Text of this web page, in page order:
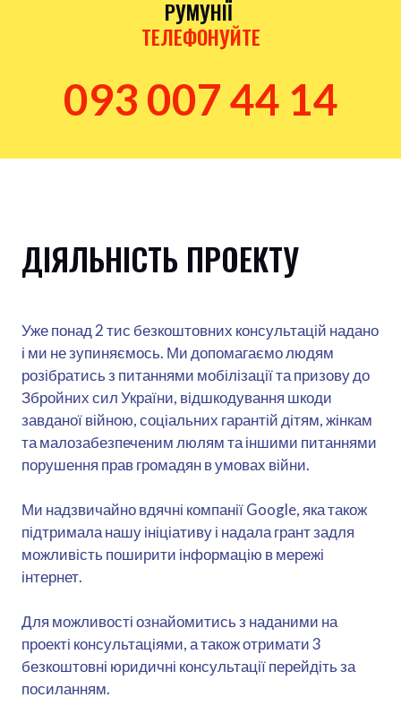
РУМУНІЇ
ТЕЛЕФОНУЙТЕ
093 007 44 14
ДІЯЛЬНІСТЬ ПРОЕКТУ
Уже понад 2 тис безкоштовних консультацій надано
і ми не зупиняємось. Ми допомагаємо людям
розібратись з питаннями мобілізації та призову до
Збройних сил України, відшкодування шкоди
завданої війною, соціальних гарантій дітям, жінкам
та малозабезпеченим люлям та іншими питаннями
порушення прав громадян в умовах війни.
Ми надзвичайно вдячні компанії Google, яка також
підтримала нашу ініціативу і надала грант задля
можливість поширити інформацію в мережі
інтернет.
Для можливості ознайомитись з наданими на
проекті консультаціями, а також отримати 3
безкоштовні юридичні консультації перейдіть за
посиланням.